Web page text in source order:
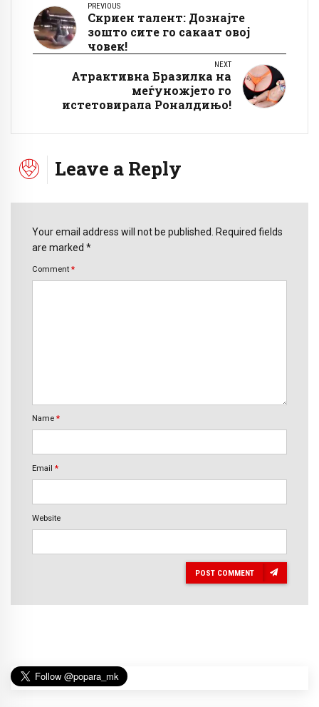
PREVIOUS
Скриен талент: Дознајте
зошто сите го сакаат овој
човек!
NEXT
Атрактивна Бразилка на
меѓуножјето го
истетовирала Роналдињо!
Leave a Reply
Your email address will not be published. Required fields
are marked *
Comment *
Name *
Email *
Website
POST COMMENT